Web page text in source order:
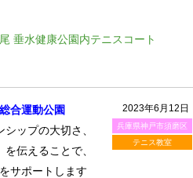
垂水健康公園内テニスコート
2023年6月12日
兵庫県神戸市須磨区
テニス教室
合運動公園
シップの大切さ、
伝えることで、
サポートします